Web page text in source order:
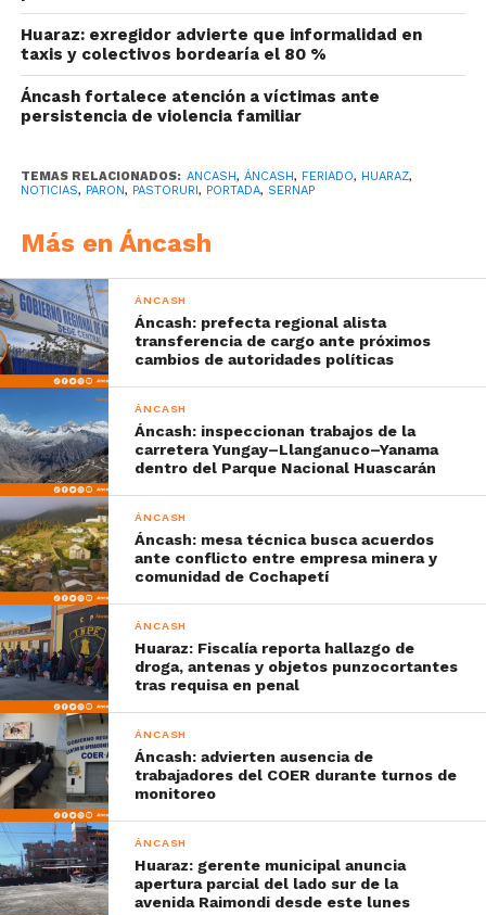
Huaraz: exregidor advierte que informalidad en
taxis y colectivos bordearía el 80 %
Áncash fortalece atención a víctimas ante
persistencia de violencia familiar
TEMAS RELACIONADOS: ANCASH, ÁNCASH, FERIADO, HUARAZ,
NOTICIAS, PARON, PASTORURI, PORTADA, SERNAP
Más en Áncash
ÁNCASH
Áncash: prefecta regional alista
transferencia de cargo ante próximos
cambios de autoridades políticas
ÁNCASH
Áncash: inspeccionan trabajos de la
carretera Yungay–Llanganuco–Yanama
dentro del Parque Nacional Huascarán
ÁNCASH
Áncash: mesa técnica busca acuerdos
ante conflicto entre empresa minera y
comunidad de Cochapetí
ÁNCASH
Huaraz: Fiscalía reporta hallazgo de
droga, antenas y objetos punzocortantes
tras requisa en penal
ÁNCASH
Áncash: advierten ausencia de
trabajadores del COER durante turnos de
monitoreo
ÁNCASH
Huaraz: gerente municipal anuncia
apertura parcial del lado sur de la
avenida Raimondi desde este lunes